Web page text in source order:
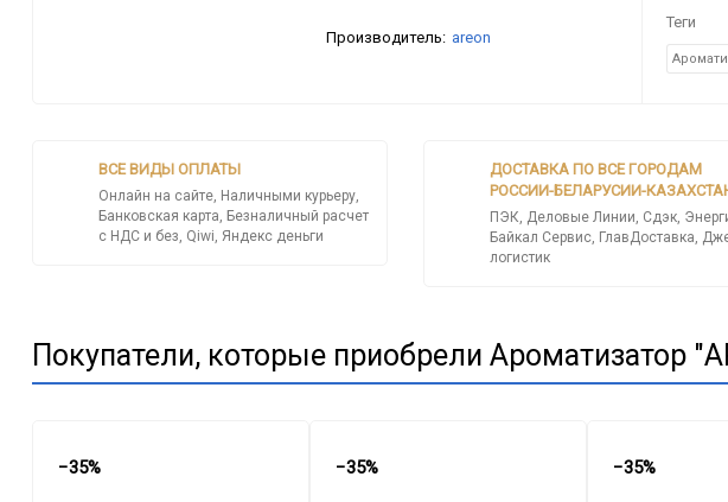
Производитель: areon
Теги
ВСЕ ВИДЫ ОПЛАТЫ
Онлайн на сайте, Наличными курьеру,
Банковская карта, Безналичный расчет
с НДС и без, Qiwi, Яндекс деньги
ДОСТАВКА ПО ВСЕ ГОРОДАМ
РОССИИ-БЕЛАРУСИИ-
ПЭК, Деловые Линии, Сдэк,
Байкал Сервис, ГлавДоставка,
логистик
Покупатели, которые приобрели Ароматизатор
−35% −35% −35%